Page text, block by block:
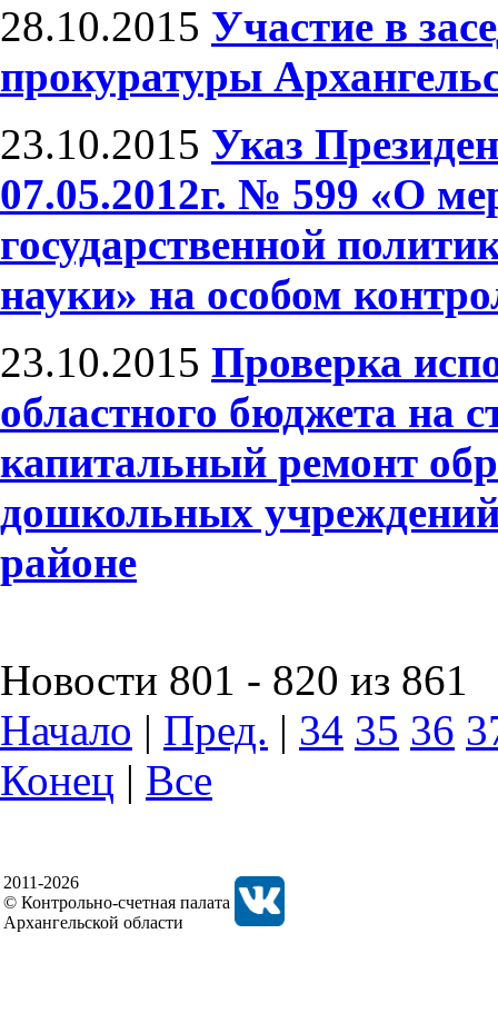
28.10.2015 Участие в
прокуратуры
23.10.2015 Указ
07.05.2012г. № 599 «О
государственной
науки» на особом
23.10.2015 Проверка
областного бюджета на
капитальный ремонт
дошкольных
районе
Новости 801 - 820 из 861
Начало | Пред. | 34 35 36
Конец | Все
2011-2026
© Контрольно-счетная палата
Архангельской области